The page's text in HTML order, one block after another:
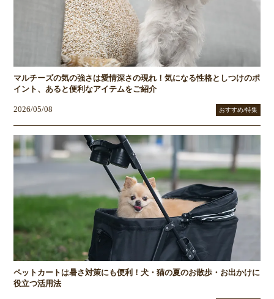
マルチーズの気の強さは愛情深さの現れ！気になる性格としつけのポ
イント、あると便利なアイテムをご紹介
2026/05/08 おすすめ/特集
ペットカートは暑さ対策にも便利！犬・猫の夏のお散歩・お出かけに
役立つ活用法